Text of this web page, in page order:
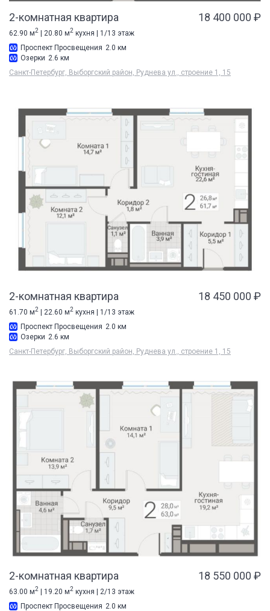
2-комнатная квартира 18 400 000 ₽
62.90 м2 | 20.80 м2 кухня | 1/13 этаж
Проспект Просвещения 2.0 км
Озерки 2.6 км
Санкт-Петербург, Выборгский район, Руднева ул., строение 1, 15
2-комнатная квартира 18 450 000 ₽
61.70 м2 | 22.60 м2 кухня | 1/13 этаж
Проспект Просвещения 2.0 км
Озерки 2.6 км
Санкт-Петербург, Выборгский район, Руднева ул., строение 1, 15
2-комнатная квартира 18 550 000 ₽
63.00 м2 | 19.20 м2 кухня | 2/13 этаж
Проспект Просвещения 2.0 км